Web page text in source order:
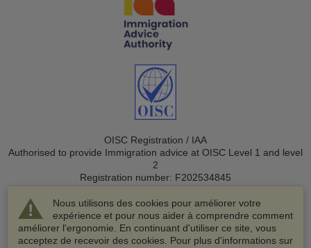
Nous utilisons des cookies pour améliorer votre
expérience et pour nous aider à comprendre comment
améliorer l'ergonomie. En continuant d'utiliser ce site, vous
acceptez de recevoir des cookies. Pour plus d'informations sur
OISC Registration / IAA
Authorised to provide Immigration advice at OISC Level 1 and level
2
Registration number: F202534845